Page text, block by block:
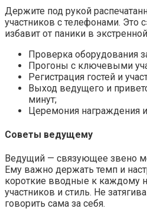
Держите под рукой
участников с телефонами. Это
избавит от паники в
Проверка оборудования
Прогоны с ключевыми
Регистрация гостей и
Выход ведущего и
минут;
Церемония награждения
Советы ведущему
Ведущий — связующее звено
Ему важно держать темп и
короткие вводные к каждому
участников и стиль. Не
говорить сама за себя.